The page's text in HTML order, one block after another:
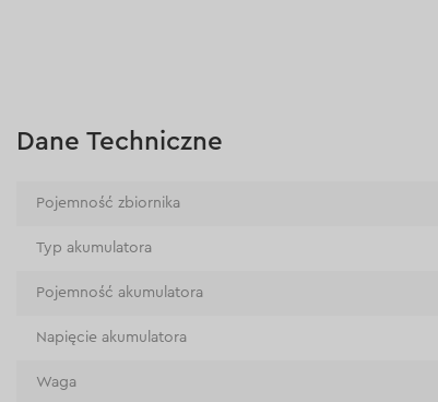
Dane Techniczne
Pojemność zbiornika
Typ akumulatora
Pojemność akumulatora
Napięcie akumulatora
Waga